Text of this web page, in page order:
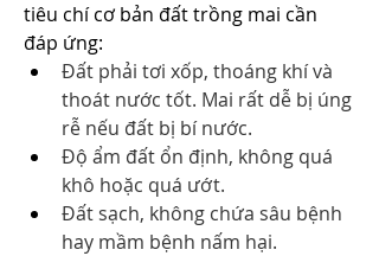
tiêu chí cơ bản đất trồng mai cần
đáp ứng:
Đất phải tơi xốp, thoáng khí và
thoát nước tốt. Mai rất dễ bị úng
rễ nếu đất bị bí nước.
Độ ẩm đất ổn định, không quá
khô hoặc quá ướt.
Đất sạch, không chứa sâu bệnh
hay mầm bệnh nấm hại.